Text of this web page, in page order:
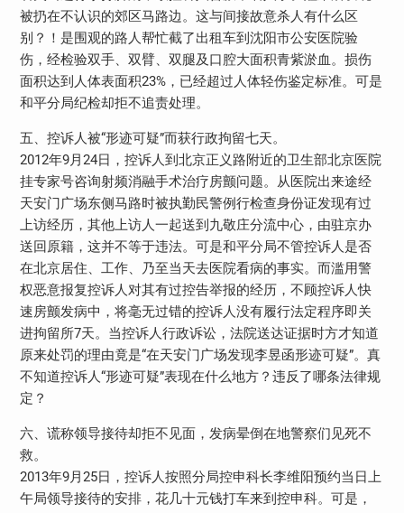
被扔在不认识的郊区马路边。这与间接故意杀人有什么区
别？！是围观的路人帮忙截了出租车到沈阳市公安医院验
伤，经检验双手、双臂、双腿及口腔大面积青紫淤血。损伤
面积达到人体表面积23%，已经超过人体轻伤鉴定标准。可是
和平分局纪检却拒不追责处理。
五、控诉人被“形迹可疑”而获行政拘留七天。
2012年9月24日，控诉人到北京正义路附近的卫生部北京医院
挂专家号咨询射频消融手术治疗房颤问题。从医院出来途经
天安门广场东侧马路时被执勤民警例行检查身份证发现有过
上访经历，其他上访人一起送到九敬庄分流中心，由驻京办
送回原籍，这并不等于违法。可是和平分局不管控诉人是否
在北京居住、工作、乃至当天去医院看病的事实。而滥用警
权恶意报复控诉人对其有过控告举报的经历，不顾控诉人快
速房颤发病中，将毫无过错的控诉人没有履行法定程序即关
进拘留所7天。当控诉人行政诉讼，法院送达证据时方才知道
原来处罚的理由竟是“在天安门广场发现李昱函形迹可疑”。真
不知道控诉人“形迹可疑”表现在什么地方？违反了哪条法律规
定？
六、谎称领导接待却拒不见面，发病晕倒在地警察们见死不
救。
2013年9月25日，控诉人按照分局控申科长李维阳预约当日上
午局领导接待的安排，花几十元钱打车来到控申科。可是，